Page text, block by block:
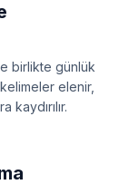
birlikte günlük
elenir,
kaydırılır.